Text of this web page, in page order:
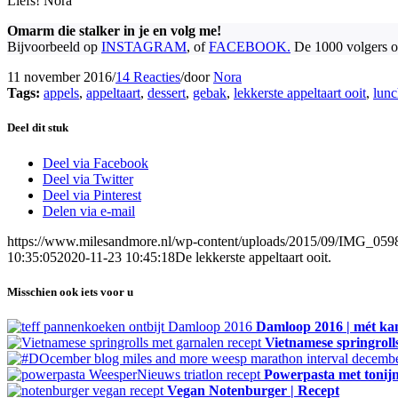
Omarm die stalker in je en volg me!
Bijvoorbeeld op INSTAGRAM, ofFACEBOOK. De 1000 volgers
11 november 2016/14 Reacties/doorNora
Tags: appels, appeltaart, dessert, gebak, lekkerste appeltaart ooit,
Deel dit stuk
Deel via Facebook
Deel via Twitter
Deel via Pinterest
Delen via e-mail
https://www.milesandmore.nl/wp-content/uploads/2015/09/
10:35:052020-11-23 10:45:18De lekkerste appeltaart ooit.
Misschien ook iets voor u
Damloop 2016 | mét
Vietnamese
Powerpasta met
Vegan Notenburger | Recept